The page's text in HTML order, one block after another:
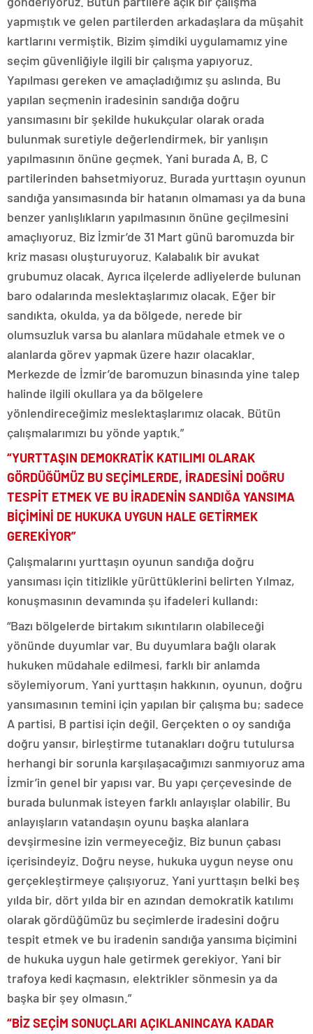
yapmıştık ve gelen partilerden arkadaşlara da müşahit
kartlarını vermiştik. Bizim şimdiki uygulamamız yine
seçim güvenliğiyle ilgili bir çalışma yapıyoruz.
Yapılması gereken ve amaçladığımız şu aslında. Bu
yapılan seçmenin iradesinin sandığa doğru
yansımasını bir şekilde hukukçular olarak orada
bulunmak suretiyle değerlendirmek, bir yanlışın
yapılmasının önüne geçmek. Yani burada A, B, C
partilerinden bahsetmiyoruz. Burada yurttaşın oyunun
sandığa yansımasında bir hatanın olmaması ya da buna
benzer yanlışlıkların yapılmasının önüne geçilmesini
amaçlıyoruz. Biz İzmir’de 31 Mart günü baromuzda bir
kriz masası oluşturuyoruz. Kalabalık bir avukat
grubumuz olacak. Ayrıca ilçelerde adliyelerde bulunan
baro odalarında meslektaşlarımız olacak. Eğer bir
sandıkta, okulda, ya da bölgede, nerede bir
olumsuzluk varsa bu alanlara müdahale etmek ve o
alanlarda görev yapmak üzere hazır olacaklar.
Merkezde de İzmir’de baromuzun binasında yine talep
halinde ilgili okullara ya da bölgelere
yönlendireceğimiz meslektaşlarımız olacak. Bütün
çalışmalarımızı bu yönde yaptık.”
“YURTTAŞIN DEMOKRATİK KATILIMI OLARAK
GÖRDÜĞÜMÜZ BU SEÇİMLERDE, İRADESİNİ DOĞRU
TESPİT ETMEK VE BU İRADENİN SANDIĞA YANSIMA
BİÇİMİNİ DE HUKUKA UYGUN HALE GETİRMEK
GEREKİYOR”
Çalışmalarını yurttaşın oyunun sandığa doğru
yansıması için titizlikle yürüttüklerini belirten Yılmaz,
konuşmasının devamında şu ifadeleri kullandı:
“Bazı bölgelerde birtakım sıkıntıların olabileceği
yönünde duyumlar var. Bu duyumlara bağlı olarak
hukuken müdahale edilmesi, farklı bir anlamda
söylemiyorum. Yani yurttaşın hakkının, oyunun, doğru
yansımasının temini için yapılan bir çalışma bu; sadece
A partisi, B partisi için değil. Gerçekten o oy sandığa
doğru yansır, birleştirme tutanakları doğru tutulursa
herhangi bir sorunla karşılaşacağımızı sanmıyoruz ama
İzmir’in genel bir yapısı var. Bu yapı çerçevesinde de
burada bulunmak isteyen farklı anlayışlar olabilir. Bu
anlayışların vatandaşın oyunu başka alanlara
devşirmesine izin vermeyeceğiz. Biz bunun çabası
içerisindeyiz. Doğru neyse, hukuka uygun neyse onu
gerçekleştirmeye çalışıyoruz. Yani yurttaşın belki beş
yılda bir, dört yılda bir en azından demokratik katılımı
olarak gördüğümüz bu seçimlerde iradesini doğru
tespit etmek ve bu iradenin sandığa yansıma biçimini
de hukuka uygun hale getirmek gerekiyor. Yani bir
trafoya kedi kaçmasın, elektrikler sönmesin ya da
başka bir şey olmasın.”
“BİZ SEÇİM SONUÇLARI AÇIKLANINCAYA KADAR